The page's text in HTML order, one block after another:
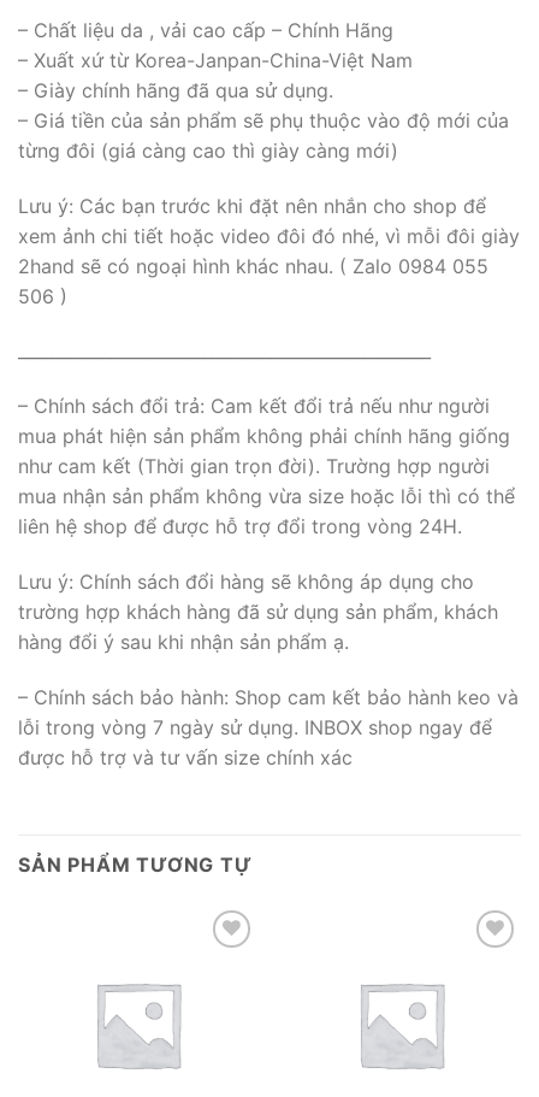
– Chất liệu da , vải cao cấp – Chính Hãng
– Xuất xứ từ Korea-Janpan-China-Việt Nam
– Giày chính hãng đã qua sử dụng.
– Giá tiền của sản phẩm sẽ phụ thuộc vào độ mới của
từng đôi (giá càng cao thì giày càng mới)
Lưu ý: Các bạn trước khi đặt nên nhắn cho shop để
xem ảnh chi tiết hoặc video đôi đó nhé, vì mỗi đôi giày
2hand sẽ có ngoại hình khác nhau. ( Zalo 0984 055
506 )
– Chính sách đổi trả: Cam kết đổi trả nếu như người
mua phát hiện sản phẩm không phải chính hãng giống
như cam kết (Thời gian trọn đời). Trường hợp người
mua nhận sản phẩm không vừa size hoặc lỗi thì có thể
liên hệ shop để được hỗ trợ đổi trong vòng 24H.
Lưu ý: Chính sách đổi hàng sẽ không áp dụng cho
trường hợp khách hàng đã sử dụng sản phẩm, khách
hàng đổi ý sau khi nhận sản phẩm ạ.
– Chính sách bảo hành: Shop cam kết bảo hành keo và
lỗi trong vòng 7 ngày sử dụng. INBOX shop ngay để
được hỗ trợ và tư vấn size chính xác
SẢN PHẨM TƯƠNG TỰ
Add to wishlist Add to wishlist